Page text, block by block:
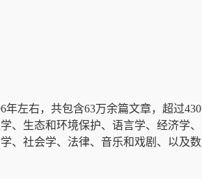
年左右，共包含63万余篇文章，超过430
、生态和环境保护、语言学、经济学、
、社会学、法律、音乐和戏剧、以及数